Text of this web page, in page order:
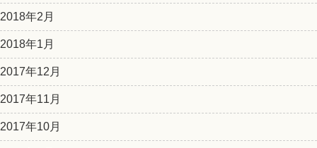
2018年2月
2018年1月
2017年12月
2017年11月
2017年10月